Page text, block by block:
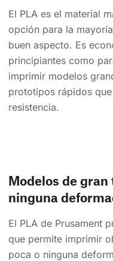
El PLA es el material
opción para la
buen aspecto. Es
principiantes como
imprimir modelos
prototipos rápidos
resistencia.
Modelos de gran
ninguna
El PLA de Prusament
que permite imprimir
poca o ninguna